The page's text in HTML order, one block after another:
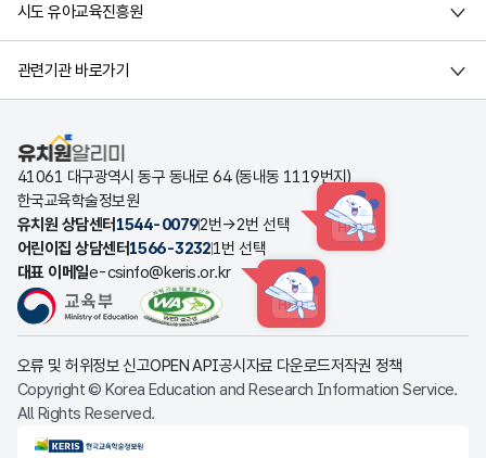
시도 유아교육진흥원
관련기관 바로가기
유치원알리미
41061 대구광역시 동구 동내로 64 (동내동 1119번지)
한국교육학술정보원
유치원 상담센터 1544-00792번→2번 선택 HINT
어린이집 상담센터1566-32321번 선택
대표 이메일e-csinfo@keris.or.kr
HINT
오류 및 허위정보 신고OPEN API공시자료 다운로드저작권 정책
Copyright © Korea Education and Research Information Service.
All Rights Reserved.
KERIS한국교육학술정보원